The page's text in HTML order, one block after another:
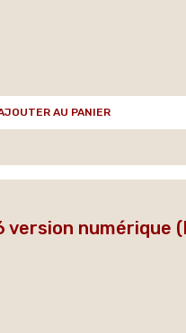
AU PANIER
version numérique